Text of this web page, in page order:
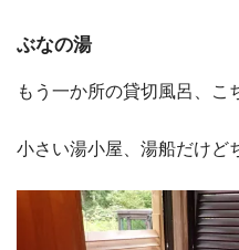
ぶなの湯
もう一か所の貸切風呂、こ
小さい湯小屋、湯船だけど